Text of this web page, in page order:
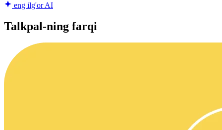
eng ilg'or AI
Talkpal-ning farqi